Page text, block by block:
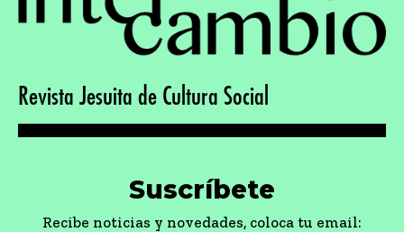
Revista Jesuita de Cultura Social
Suscríbete
Recibe noticias y novedades, coloca tu email: